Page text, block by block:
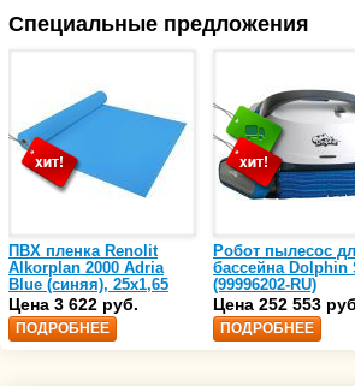
Специальные предложения
ПВХ пленка Renolit
Alkorplan 2000 Adria
Blue (синяя), 25х1,65
(35216203)
Цена 3 622 руб.
ПОДРОБНЕЕ
Робот пылесос
бассейна Dolphin
(99996202-RU)
Цена 252 553
ПОДРОБНЕЕ